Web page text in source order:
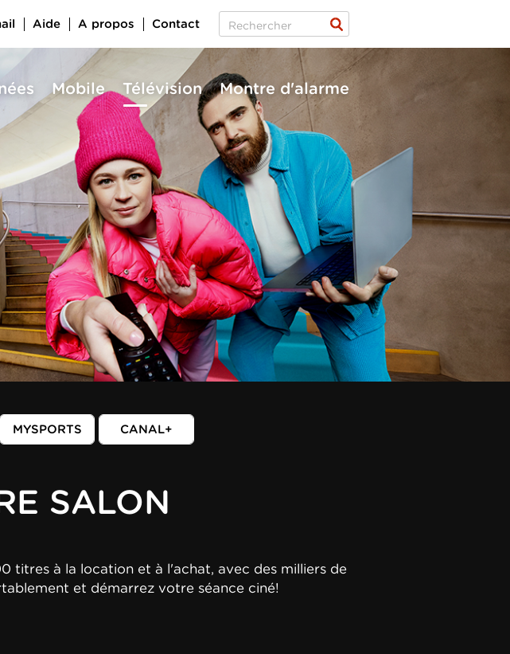
MYSPORTS CANAL+
SALON
titres à la location et à l'achat, avec des milliers de
et démarrez votre séance ciné!
Mobile Télévision Montre d'alarme
Aide A propos Contact